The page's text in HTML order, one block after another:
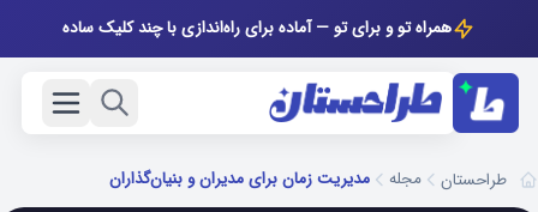
همراه تو و برای تو — آماده برای راه‌اندازی با چند کلیک ساده
طراحستان مجله مدیریت زمان برای مدیران و بنیان‌گذاران